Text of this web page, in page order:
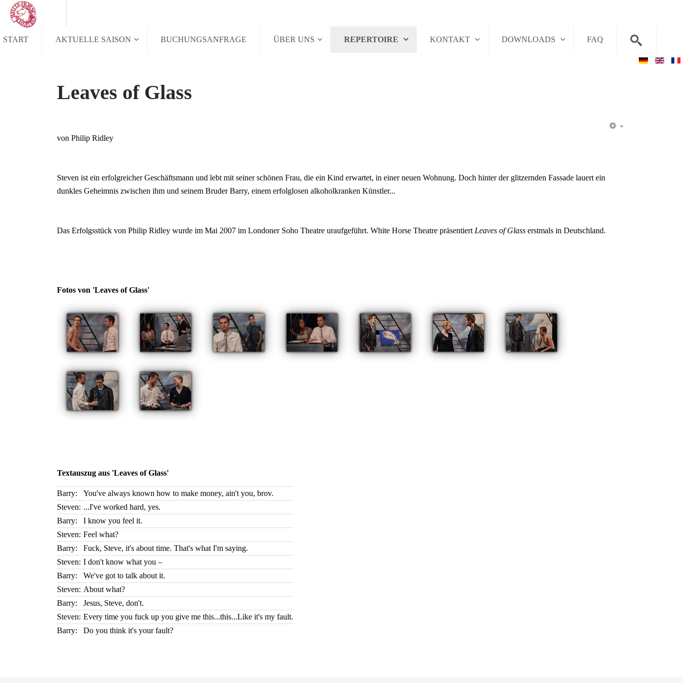
START AKTUELLE SAISON BUCHUNGSANFRAGE ÜBER UNS REPERTOIRE KONTAKT DOWNLOADS FAQ
Leaves of Glass
von Philip Ridley
Steven ist ein erfolgreicher Geschäftsmann und lebt mit seiner schönen Frau, die ein Kind erwartet, in einer neuen Wohnung. Doch hinter der glitzernden Fassade lauert ein
dunkles Geheimnis zwischen ihm und seinem Bruder Barry, einem erfolglosen alkoholkranken Künstler...
Das Erfolgsstück von Philip Ridley wurde im Mai 2007 im Londoner Soho Theatre uraufgeführt. White Horse Theatre präsentiert Leaves of Glass erstmals in Deutschland.
Fotos von 'Leaves of Glass'
Textauszug aus 'Leaves of Glass'
Barry:
You've always known how to make money, ain't you, brov.
Steven: ...I've worked hard, yes.
Barry:
I know you feel it.
Steven: Feel what?
Barry:
Fuck, Steve, it's about time. That's what I'm saying.
Steven: I don't know what you –
Barry:
We've got to talk about it.
Steven: About what?
Barry:
Jesus, Steve, don't.
Steven: Every time you fuck up you give me this...this...Like it's my fault.
Barry:
Do you think it's your fault?